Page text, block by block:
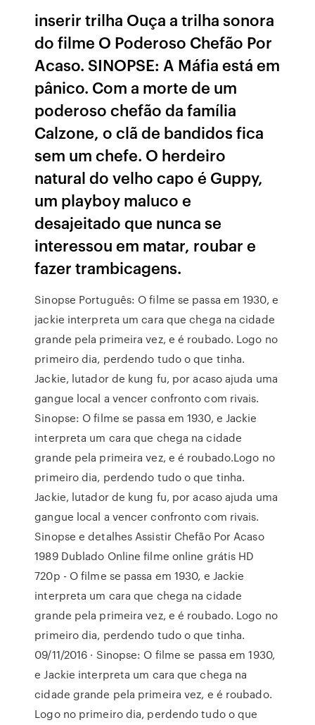
inserir trilha Ouça a trilha sonora
do filme O Poderoso Chefão Por
Acaso. SINOPSE: A Máfia está em
pânico. Com a morte de um
poderoso chefão da família
Calzone, o clã de bandidos fica
sem um chefe. O herdeiro
natural do velho capo é Guppy,
um playboy maluco e
desajeitado que nunca se
interessou em matar, roubar e
fazer trambicagens.
Sinopse Português: O filme se passa em 1930, e
jackie interpreta um cara que chega na cidade
grande pela primeira vez, e é roubado. Logo no
primeiro dia, perdendo tudo o que tinha.
Jackie, lutador de kung fu, por acaso ajuda uma
gangue local a vencer confronto com rivais.
Sinopse: O filme se passa em 1930, e Jackie
interpreta um cara que chega na cidade
grande pela primeira vez, e é roubado.Logo no
primeiro dia, perdendo tudo o que tinha.
Jackie, lutador de kung fu, por acaso ajuda uma
gangue local a vencer confronto com rivais.
Sinopse e detalhes Assistir Chefão Por Acaso
1989 Dublado Online filme online grátis HD
720p - O filme se passa em 1930, e Jackie
interpreta um cara que chega na cidade
grande pela primeira vez, e é roubado. Logo no
primeiro dia, perdendo tudo o que tinha.
09/11/2016 · Sinopse: O filme se passa em 1930,
e Jackie interpreta um cara que chega na
cidade grande pela primeira vez, e é roubado.
Logo no primeiro dia, perdendo tudo o que